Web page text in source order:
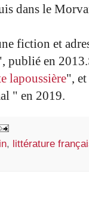
dans le
fiction et
publié en
lapoussière",
" en 2019.
, littérature